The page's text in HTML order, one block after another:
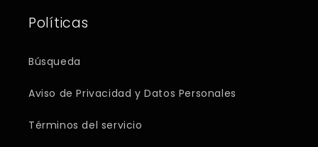
Políticas
Búsqueda
Aviso de Privacidad y Datos Personales
Términos del servicio